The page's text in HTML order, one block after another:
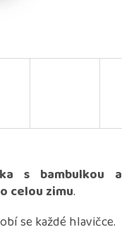
s bambulkou a
celou zimu.
se každé hlavičce.